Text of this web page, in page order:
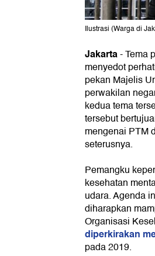
Ilustrasi (Warga di
Jakarta-Tema
menyedot
pekan Majelis
perwakilan
kedua tema
tersebut
mengenai PTM
seterusnya.
Pemangku
kesehatan
udara. Agenda
diharapkan
Organisasi
diperkirakan
pada 2019.